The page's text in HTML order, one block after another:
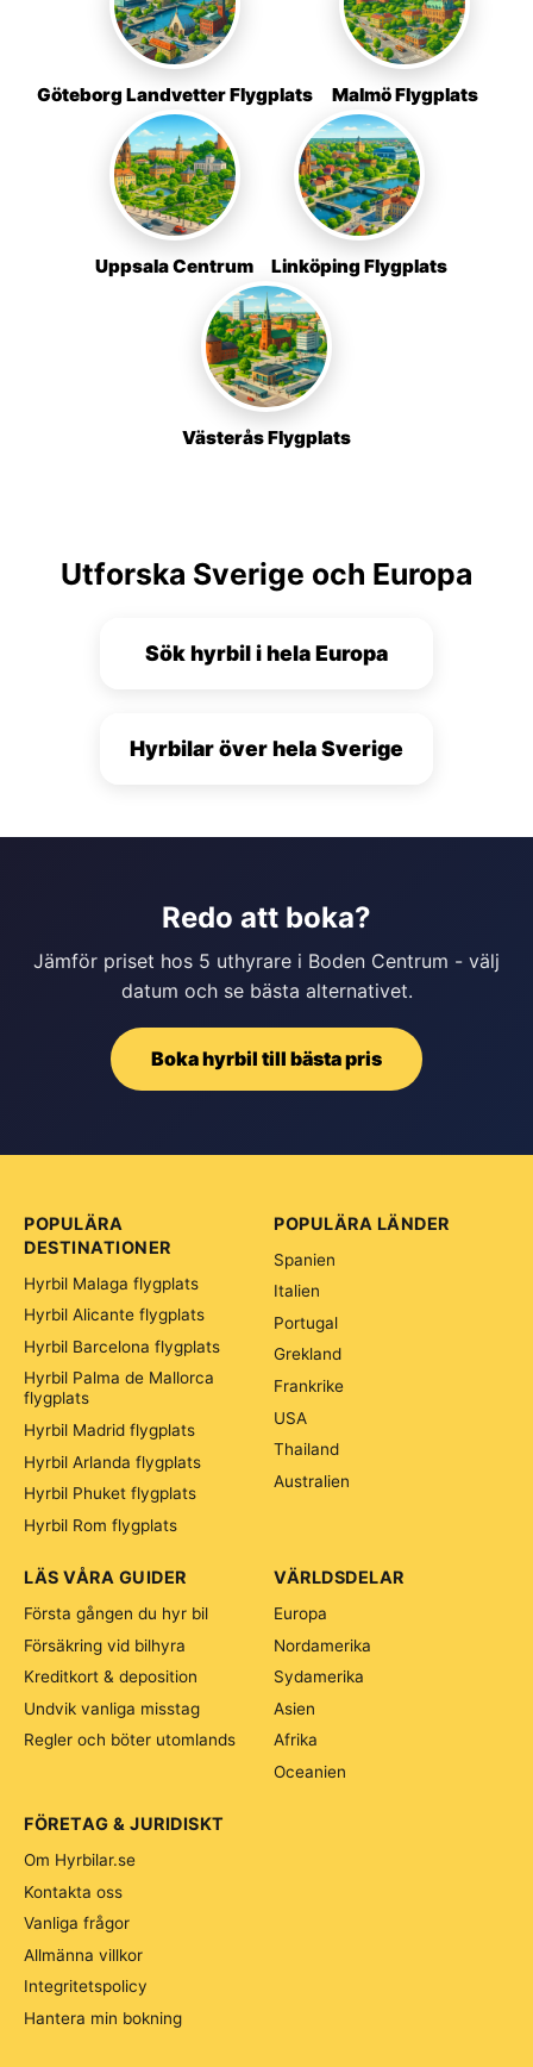
Göteborg Landvetter Flygplats Malmö Flygplats
Uppsala Centrum Linköping Flygplats
Västerås Flygplats
Utforska Sverige och Europa
Sök hyrbil i hela Europa
Hyrbilar över hela Sverige
Redo att boka?
Jämför priset hos 5 uthyrare i Boden Centrum - välj
datum och se bästa alternativet.
Boka hyrbil till bästa pris
POPULÄRA
DESTINATIONER
Hyrbil Malaga flygplats
Hyrbil Alicante flygplats
Hyrbil Barcelona flygplats
Hyrbil Palma de Mallorca
flygplats
Hyrbil Madrid flygplats
Hyrbil Arlanda flygplats
Hyrbil Phuket flygplats
Hyrbil Rom flygplats
POPULÄRA LÄNDER
Spanien
Italien
Portugal
Grekland
Frankrike
USA
Thailand
Australien
VÄRLDSDELAR
Europa
Nordamerika
Sydamerika
Asien
Afrika
Oceanien
LÄS VÅRA GUIDER
Första gången du hyr bil
Försäkring vid bilhyra
Kreditkort & deposition
Undvik vanliga misstag
Regler och böter utomlands
FÖRETAG & JURIDISKT
Om Hyrbilar.se
Kontakta oss
Vanliga frågor
Allmänna villkor
Integritetspolicy
Hantera min bokning